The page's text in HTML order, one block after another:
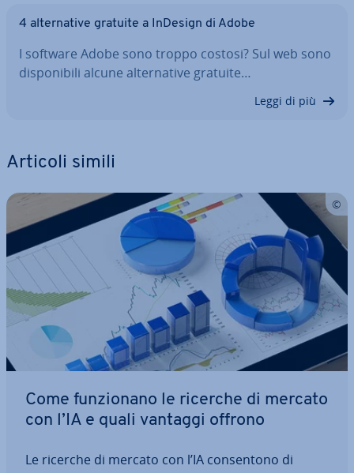
4 al­ter­na­ti­ve gratuite a InDesign di Adobe
I software Adobe sono troppo costosi? Sul web sono
di­spo­ni­bi­li alcune al­ter­na­ti­ve gratuite…
Leggi di più
Articoli simili
Come fun­zio­na­no le ricerche di mercato
con l’IA e quali vantaggi offrono
Le ricerche di mercato con l’IA con­sen­to­no di